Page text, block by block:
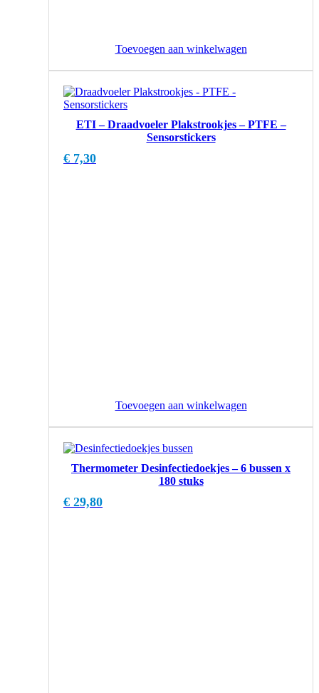
Toevoegen aan winkelwagen
ETI – Draadvoeler Plakstrookjes – PTFE –
Sensorstickers
€ 7,30
Toevoegen aan winkelwagen
Thermometer Desinfectiedoekjes – 6 bussen x
180 stuks
€ 29,80